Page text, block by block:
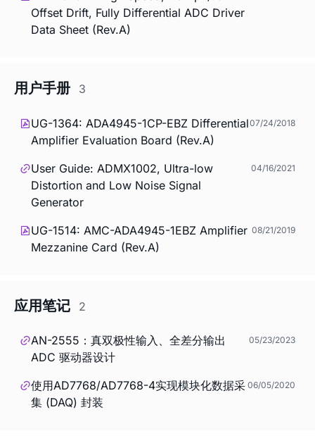
Offset Drift, Fully Differential ADC Driver
Data Sheet (Rev.A)
用户手册 3
UG-1364: ADA4945-1CP-EBZ Differential
Amplifier Evaluation Board (Rev.A)
07/24/2018
User Guide: ADMX1002, Ultra-low
Distortion and Low Noise Signal
Generator
04/16/2021
UG-1514: AMC-ADA4945-1EBZ Amplifier
Mezzanine Card (Rev.A)
08/21/2019
应用笔记 2
AN-2555：真双极性输入、全差分输出
ADC 驱动器设计
05/23/2023
使用AD7768/AD7768-4实现模块化数据采
集 (DAQ) 封装
06/05/2020